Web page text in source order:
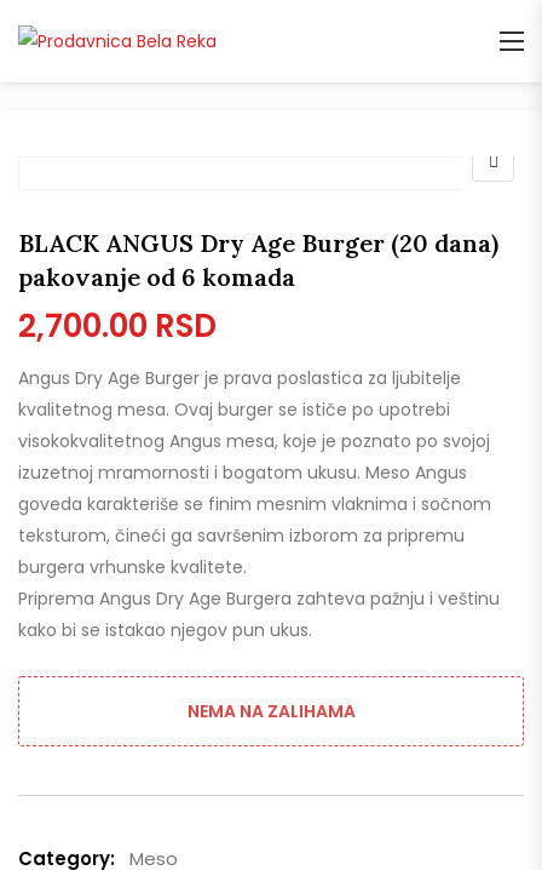
BLACK ANGUS Dry Age Burger (20 dana)
pakovanje od 6 komada
2,700.00 RSD
Angus Dry Age Burger je prava poslastica za ljubitelje
kvalitetnog mesa. Ovaj burger se ističe po upotrebi
visokokvalitetnog Angus mesa, koje je poznato po svojoj
izuzetnoj mramornosti i bogatom ukusu. Meso Angus
goveda karakteriše se finim mesnim vlaknima i sočnom
teksturom, čineći ga savršenim izborom za pripremu
burgera vrhunske kvalitete.
Priprema Angus Dry Age Burgera zahteva pažnju i veštinu
kako bi se istakao njegov pun ukus.
NEMA NA ZALIHAMA
Category: Meso